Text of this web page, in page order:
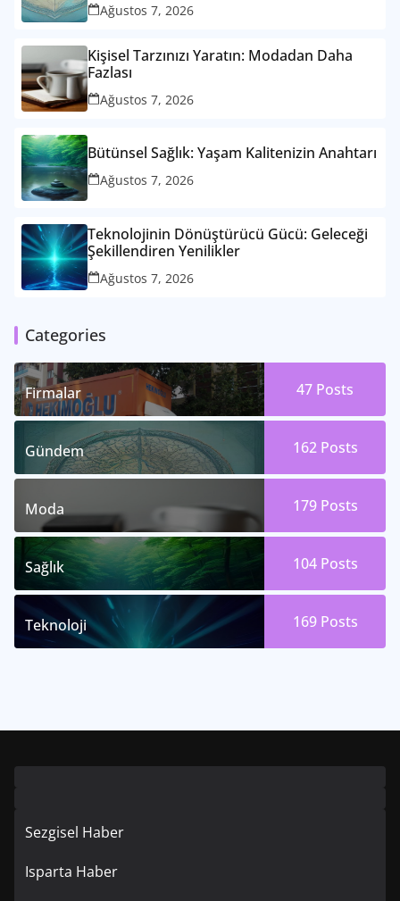
Ağustos 7, 2026
Kişisel Tarzınızı Yaratın: Modadan Daha
Fazlası
Ağustos 7, 2026
Bütünsel Sağlık: Yaşam Kalitenizin Anahtarı
Ağustos 7, 2026
Teknolojinin Dönüştürücü Gücü: Geleceği
Şekillendiren Yenilikler
Ağustos 7, 2026
Categories
Firmalar 47 Posts
Gündem 162 Posts
Moda 179 Posts
Sağlık 104 Posts
Teknoloji 169 Posts
Sezgisel Haber
Isparta Haber